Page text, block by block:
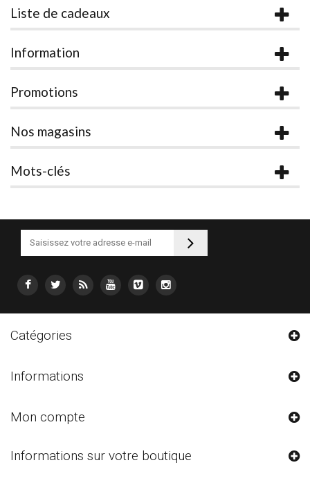
Liste de cadeaux
Information
Promotions
Nos magasins
Mots-clés
Catégories
Informations
Mon compte
Informations sur votre boutique